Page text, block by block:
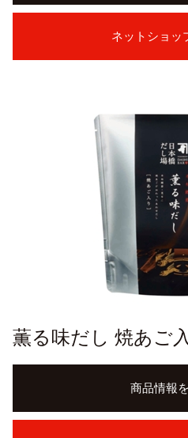
ネットショッ
薫る味だし 焼あご
商品情報